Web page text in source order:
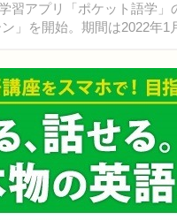
習アプリ「ポケット語学
」を開始。期間は2022年1